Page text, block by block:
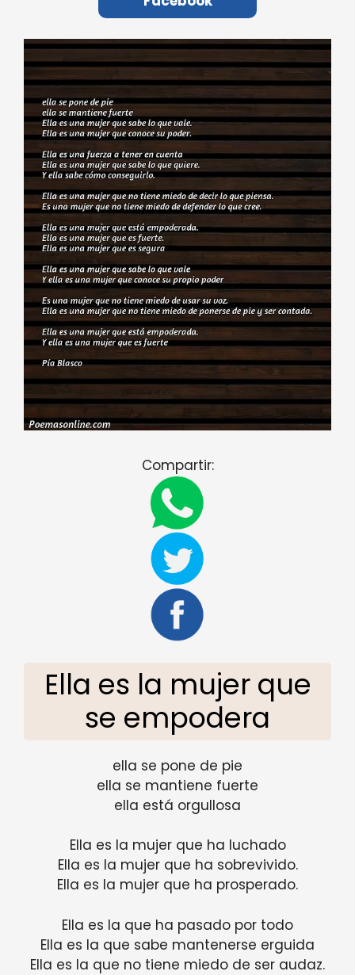
Compartir:
Ella es la mujer que
se empodera
ella se pone de pie
ella se mantiene fuerte
ella está orgullosa
Ella es la mujer que ha luchado
Ella es la mujer que ha sobrevivido.
Ella es la mujer que ha prosperado.
Ella es la que ha pasado por todo
Ella es la que sabe mantenerse erguida
Ella es la que no tiene miedo de ser audaz.